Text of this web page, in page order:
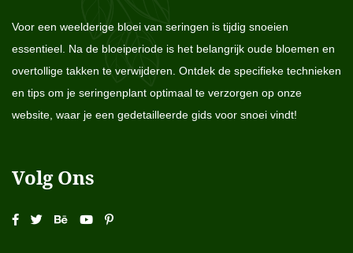
Voor een weelderige bloei van seringen is tijdig snoeien
essentieel. Na de bloeiperiode is het belangrijk oude bloemen en
overtollige takken te verwijderen. Ontdek de specifieke technieken
en tips om je seringenplant optimaal te verzorgen op onze
website, waar je een gedetailleerde gids voor snoei vindt!
Volg Ons